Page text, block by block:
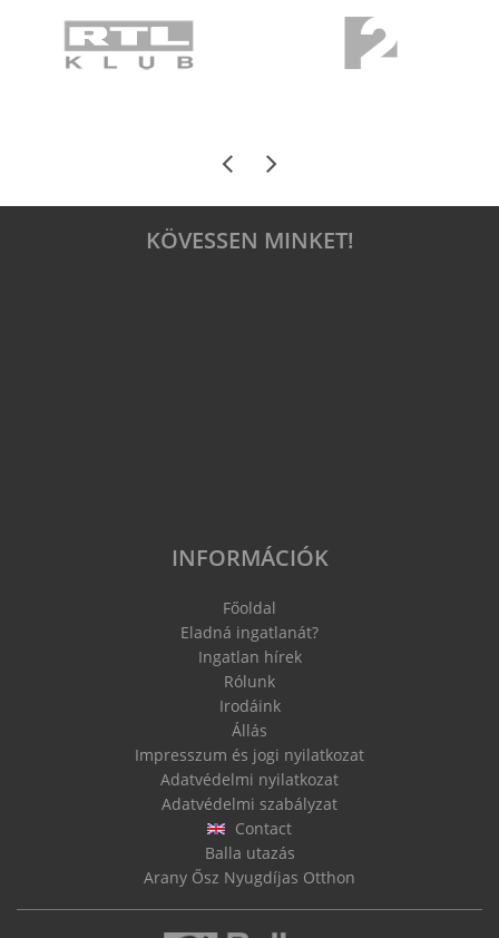
KÖVESSEN MINKET!
INFORMÁCIÓK
Főoldal
Eladná ingatlanát?
Ingatlan hírek
Rólunk
Irodáink
Állás
Impresszum és jogi nyilatkozat
Adatvédelmi nyilatkozat
Adatvédelmi szabályzat
Contact
Balla utazás
Arany Ősz Nyugdíjas Otthon